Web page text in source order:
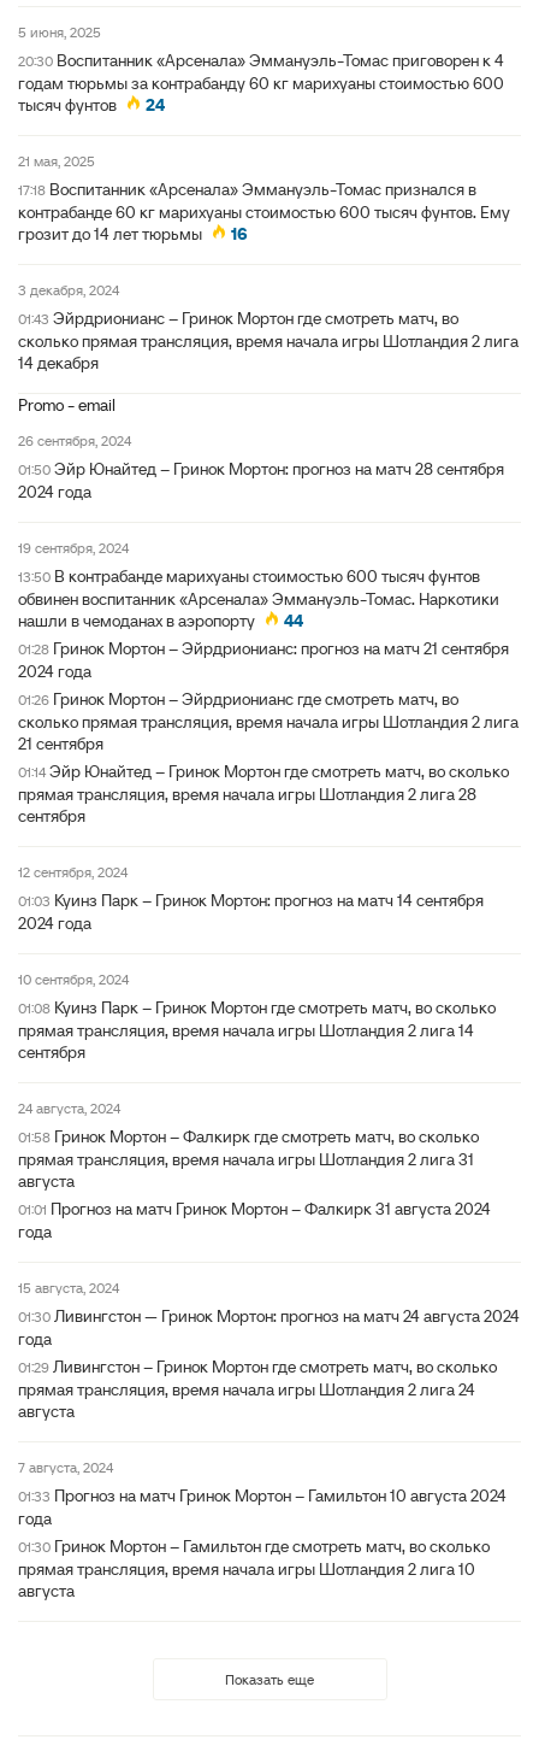
5 июня, 2025
20:30 Воспитанник «Арсенала» Эммануэль-Томас приговорен к 4
годам тюрьмы за контрабанду 60 кг марихуаны стоимостью 600
тысяч фунтов
24
21 мая, 2025
17:18 Воспитанник «Арсенала» Эммануэль-Томас признался в
контрабанде 60 кг марихуаны стоимостью 600 тысяч фунтов. Ему
грозит до 14 лет тюрьмы
16
3 декабря, 2024
01:43 Эйрдрионианс – Гринок Мортон где смотреть матч, во
сколько прямая трансляция, время начала игры Шотландия 2 лига
14 декабря
Promo - email
26 сентября, 2024
01:50 Эйр Юнайтед – Гринок Мортон: прогноз на матч 28 сентября
2024 года
19 сентября, 2024
13:50 В контрабанде марихуаны стоимостью 600 тысяч фунтов
обвинен воспитанник «Арсенала» Эммануэль-Томас. Наркотики
нашли в чемоданах в аэропорту
44
01:28 Гринок Мортон – Эйрдрионианс: прогноз на матч 21 сентября
2024 года
01:26 Гринок Мортон – Эйрдрионианс где смотреть матч, во
сколько прямая трансляция, время начала игры Шотландия 2 лига
21 сентября
01:14 Эйр Юнайтед – Гринок Мортон где смотреть матч, во сколько
прямая трансляция, время начала игры Шотландия 2 лига 28
сентября
12 сентября, 2024
01:03 Куинз Парк – Гринок Мортон: прогноз на матч 14 сентября
2024 года
10 сентября, 2024
01:08 Куинз Парк – Гринок Мортон где смотреть матч, во сколько
прямая трансляция, время начала игры Шотландия 2 лига 14
сентября
24 августа, 2024
01:58 Гринок Мортон – Фалкирк где смотреть матч, во сколько
прямая трансляция, время начала игры Шотландия 2 лига 31
августа
01:01 Прогноз на матч Гринок Мортон – Фалкирк 31 августа 2024
года
15 августа, 2024
01:30 Ливингстон — Гринок Мортон: прогноз на матч 24 августа 2024
года
01:29 Ливингстон – Гринок Мортон где смотреть матч, во сколько
прямая трансляция, время начала игры Шотландия 2 лига 24
августа
7 августа, 2024
01:33 Прогноз на матч Гринок Мортон – Гамильтон 10 августа 2024
года
01:30 Гринок Мортон – Гамильтон где смотреть матч, во сколько
прямая трансляция, время начала игры Шотландия 2 лига 10
августа
Показать еще